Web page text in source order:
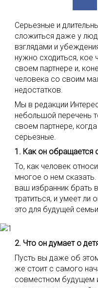
Серьезные и
сложиться даже у
взглядами и
нужно сходиться, кое
своем партнере и,
человека со своим
недостатков.
Мы в редакции
небольшой перечень
своем партнере,
серьезные.
1. Как он обращается
То, как человек
многое о нем
ваш избранник брать
тратиться, и умеет
это для будущей
2. Что он думает о
Пусть вы даже об
же стоит с самого
совместном будущем